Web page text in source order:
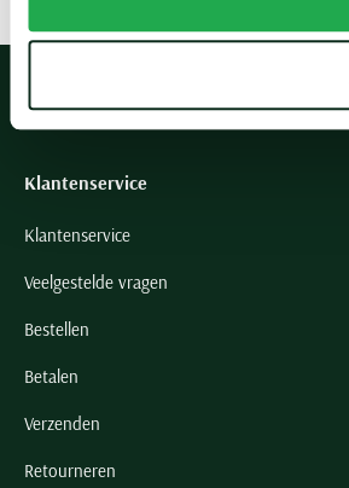
Klantenservice
Klantenservice
Veelgestelde vragen
Bestellen
Betalen
Verzenden
Retourneren